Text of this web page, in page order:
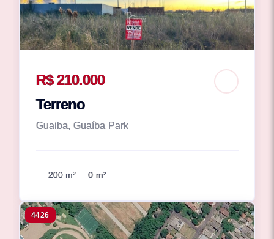
R$ 210.000
Terreno
Guaiba, Guaíba Park
200 m² 0 m²
4426